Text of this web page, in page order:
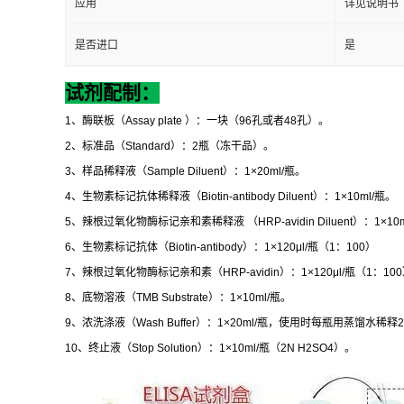
应用 详见说明书
是否进口 是
试剂配制：
1 、酶联板（Assay plate ）：一块（96孔或者48孔）。
2、标准品（Standard）： 2瓶（冻干品）。
3、样品稀释液（Sample Diluent）： 1×20ml/瓶。
4、生物素标记抗体稀释液（Biotin-antibody Diluent）： 1×10ml/瓶。
5、辣根过氧化物酶标记亲和素稀释液 （HRP-avidin Diluent）：
6、生物素标记抗体（Biotin-antibody）： 1×120μl/瓶（1 ： 100）
7、辣根过氧化物酶标记亲和素（HRP-avidin）： 1×120μl/瓶（1 ： 100
8、底物溶液（TMB Substrate）： 1×10ml/瓶。
9、浓洗涤液（Wash Buffer）： 1×20ml/瓶，使用时每瓶用蒸馏水稀释
10、终止液（Stop Solution）： 1×10ml/瓶（2N H2SO4）。